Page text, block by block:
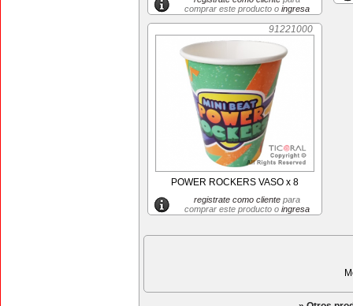
comprar este producto o ingresa
91221000
POWER ROCKERS VASO x 8
registrate como clientepara
comprar este producto o ingresa